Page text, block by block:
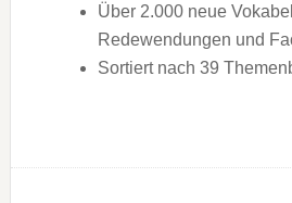
Über 2.000 neue
Redewendungen und
Sortiert nach 39